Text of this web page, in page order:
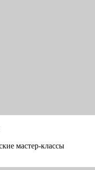
мастер-классы